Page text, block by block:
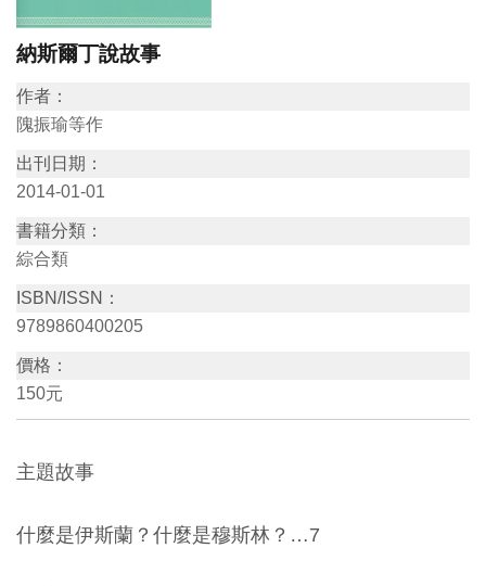
資
訊
展
覽
資
訊
教
育
動
版
創
納斯爾丁說故事
作者：
隗振瑜等作
出刊日期：
2014-01-01
書籍分類：
綜合類
ISBN/ISSN：
9789860400205
價格：
150元
主題故事
什麼是伊斯蘭？什麼是穆斯林？…7